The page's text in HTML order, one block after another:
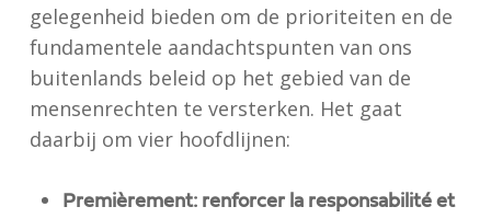
gelegenheid bieden om de prioriteiten en de
fundamentele aandachtspunten van ons
buitenlands beleid op het gebied van de
mensenrechten te versterken. Het gaat
daarbij om vier hoofdlijnen:
Premièrement: renforcer la responsabilité et